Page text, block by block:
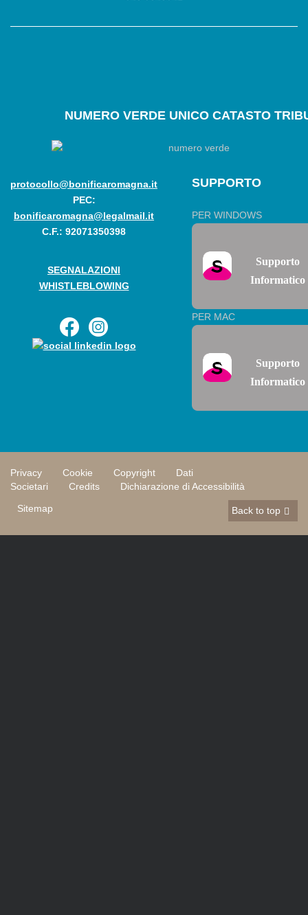
NUMEROVERDE UNICO CATASTO
protocollo@bonificaromagna.it
PEC:
bonificaromagna@legalmail.it
C.F.: 92071350398
SEGNALAZIONI
WHISTLEBLOWING
SUPPORTO
PER WINDOWS
Supporto
Informatico
PER MAC
Supporto
Informatico
Privacy Cookie Copyright
Dati
Societari
Credits
Dichiarazione di Accessibilità
Sitemap
Back to top